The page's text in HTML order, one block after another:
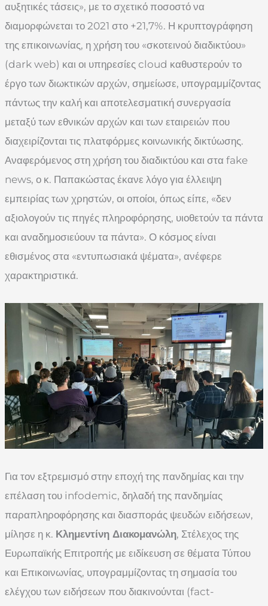
αυξητικές τάσεις», με το σχετικό ποσοστό να
διαμορφώνεται το 2021 στο +21,7%. Η κρυπτογράφηση
της επικοινωνίας, η χρήση του «σκοτεινού διαδικτύου»
(dark web) και οι υπηρεσίες cloud καθυστερούν το
έργο των διωκτικών αρχών, σημείωσε, υπογραμμίζοντας
πάντως την καλή και αποτελεσματική συνεργασία
μεταξύ των εθνικών αρχών και των εταιρειών που
διαχειρίζονται τις πλατφόρμες κοινωνικής δικτύωσης.
Αναφερόμενος στη χρήση του διαδικτύου και στα fake
news, ο κ. Παπακώστας έκανε λόγο για έλλειψη
εμπειρίας των χρηστών, οι οποίοι, όπως είπε, «δεν
αξιολογούν τις πηγές πληροφόρησης, υιοθετούν τα πάντα
και αναδημοσιεύουν τα πάντα». Ο κόσμος είναι
εθισμένος στα «εντυπωσιακά ψέματα», ανέφερε
χαρακτηριστικά.
Για τον εξτρεμισμό στην εποχή της πανδημίας και την
επέλαση του infodemic, δηλαδή της πανδημίας
παραπληροφόρησης και διασποράς ψευδών ειδήσεων,
μίλησε η κ. Κλημεντίνη Διακομανώλη, Στέλεχος της
Ευρωπαϊκής Επιτροπής με ειδίκευση σε θέματα Τύπου
και Επικοινωνίας, υπογραμμίζοντας τη σημασία του
ελέγχου των ειδήσεων που διακινούνται (fact-